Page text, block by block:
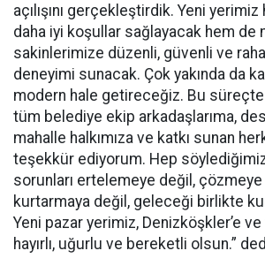
açılışını gerçekleştirdik. Yeni yerimiz
daha iyi koşullar sağlayacak hem de
sakinlerimize düzenli, güvenli ve
deneyimi sunacak. Çok yakında da
modern hale getireceğiz. Bu
tüm belediye ekip arkadaşlarıma,
mahalle halkımıza ve katkı sunan
teşekkür ediyorum. Hep
sorunları ertelemeye değil,
kurtarmaya değil, geleceği birlikte
Yeni pazar yerimiz, Denizköşkler’e ve
hayırlı, uğurlu ve bereketli olsun.”